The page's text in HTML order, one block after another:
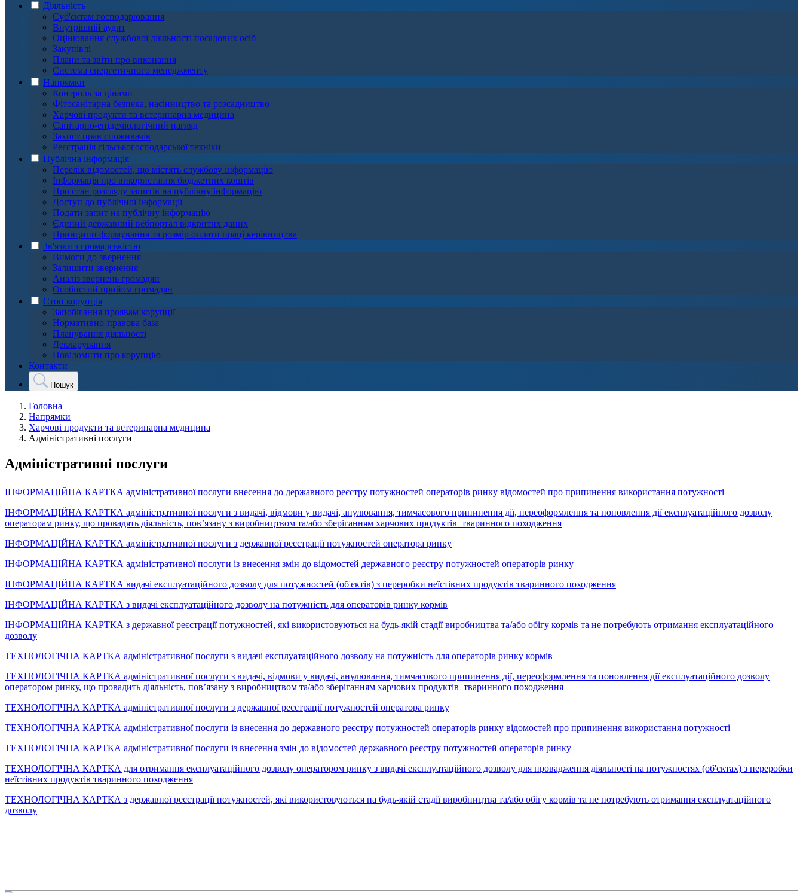
Діяльність
Суб'єктам господарювання
Внутрішній аудит
Оцінювання службової діяльності посадових осіб
Закупівлі
Плани та звіти про виконання
Система енергетичного менеджменту
Напрямки
Контроль за цінами
Фітосанітарна безпека, насінництво та розсадництво
Харчові продукти та ветеринарна медицина
Санітарно-епідеміологічний нагляд
Захист прав споживачів
Реєстрація сільськогосподарської техніки
Публічна інформація
Перелік відомостей, що містять службову інформацію
Інформація про використання бюджетних коштів
Про стан розгляду запитів на публічну інформацію
Доступ до публічної інформації
Подати запит на публічну інформацію
Єдиний державний вебпортал відкритих даних
Принципи формування та розмір оплати праці керівництва
Зв'язки з громадськістю
Вимоги до звернення
Залишити звернення
Аналіз звернень громадян
Особистий прийом громадян
Стоп корупція
Запобігання проявам корупції
Нормативно-правова база
Планування діяльності
Декларування
Повідомити про корупцію
Контакти
Пошук
Головна
Напрямки
Харчові продукти та ветеринарна медицина
Адміністративні послуги
Адміністративні послуги
ІНФОРМАЦІЙНА КАРТКА адміністративної послуги внесення до державного реєстру потужностей операторів ринку відомостей про припинення використання потужності
ІНФОРМАЦІЙНА КАРТКА адміністративної послуги з видачі, відмови у видачі, анулювання, тимчасового припинення дії, переоформлення та поновлення дії експлуатаційного дозволу
операторам ринку, що провадять діяльність, пов’язану з виробництвом та/або зберіганням харчових продуктів тваринного походження
ІНФОРМАЦІЙНА КАРТКА адміністративної послуги з державної реєстрації потужностей оператора ринку
ІНФОРМАЦІЙНА КАРТКА адміністративної послуги із внесення змін до відомостей державного реєстру потужностей операторів ринку
ІНФОРМАЦІЙНА КАРТКА видачі експлуатаційного дозволу для потужностей (об'єктів) з переробки неїстівних продуктів тваринного походження
ІНФОРМАЦІЙНА КАРТКА з видачі експлуатаційного дозволу на потужність для операторів ринку кормів
ІНФОРМАЦІЙНА КАРТКА з державної реєстрації потужностей, які використовуються на будь-якій стадії виробництва та/або обігу кормів та не потребують отримання експлуатаційного
дозволу
ТЕХНОЛОГІЧНА КАРТКА адміністративної послуги з видачі експлуатаційного дозволу на потужність для операторів ринку кормів
ТЕХНОЛОГІЧНА КАРТКА адміністративної послуги з видачі, відмови у видачі, анулювання, тимчасового припинення дії, переоформлення та поновлення дії експлуатаційного дозволу
оператором ринку, що провадить діяльність, пов’язану з виробництвом та/або зберіганням харчових продуктів тваринного походження
ТЕХНОЛОГІЧНА КАРТКА адміністративної послуги з державної реєстрації потужностей оператора ринку
ТЕХНОЛОГІЧНА КАРТКА адміністративної послуги із внесення до державного реєстру потужностей операторів ринку відомостей про припинення використання потужності
ТЕХНОЛОГІЧНА КАРТКА адміністративної послуги із внесення змін до відомостей державного реєстру потужностей операторів ринку
ТЕХНОЛОГІЧНА КАРТКА для отримання експлуатаційного дозволу оператором ринку з видачі експлуатаційного дозволу для провадження діяльності на потужностях (об'єктах) з переробки
неїстівних продуктів тваринного походження
ТЕХНОЛОГІЧНА КАРТКА з державної реєстрації потужностей, які використовуються на будь-якій стадії виробництва та/або обігу кормів та не потребують отримання експлуатаційного
дозволу